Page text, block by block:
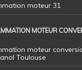
moteur 31
MOTEUR
moteur
Toulouse